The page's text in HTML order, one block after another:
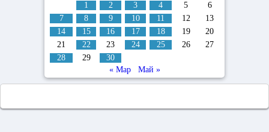
1
2 3 4 5
6
7
8 9 10 11 12
13
14
15 16 17 18 19
20
21
22 23 24 25 26
27
28
29
30
« Мар
Май »